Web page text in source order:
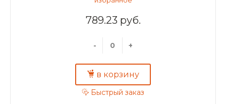
789.23 руб.
- +
в корзину
Быстрый заказ